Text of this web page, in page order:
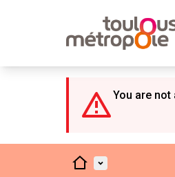
You are
AccueilMenu principal